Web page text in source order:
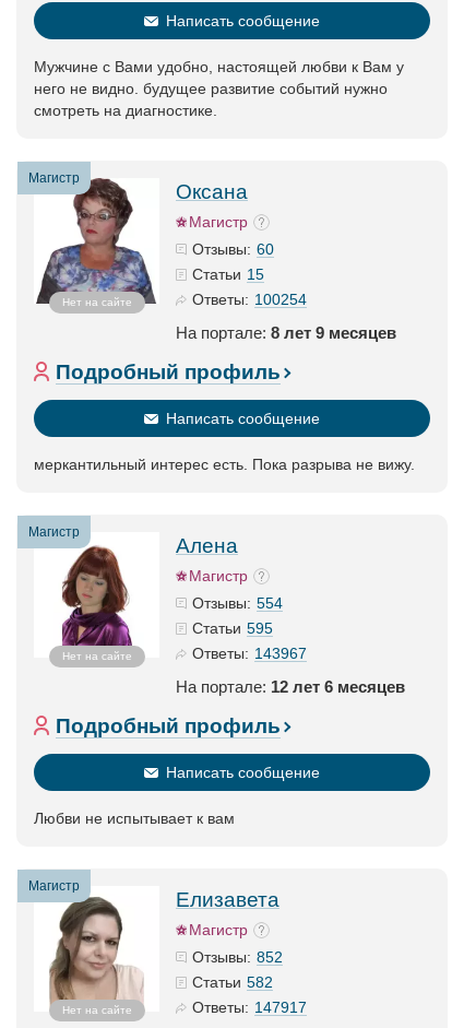
Написать сообщение
Мужчине с Вами удобно, настоящей любви к Вам у
него не видно. будущее развитие событий нужно
смотреть на диагностике.
Магистр
Нет на сайте
Оксана
Магистр
Отзывы: 60
Статьи 15
Ответы: 100254
На портале: 8 лет 9 месяцев
Подробный профиль
Написать сообщение
меркантильный интерес есть. Пока разрыва не вижу.
Магистр
Нет на сайте
Алена
Магистр
Отзывы: 554
Статьи 595
Ответы: 143967
На портале: 12 лет 6 месяцев
Подробный профиль
Написать сообщение
Любви не испытывает к вам
Магистр
Нет на сайте
Елизавета
Магистр
Отзывы: 852
Статьи 582
Ответы: 147917